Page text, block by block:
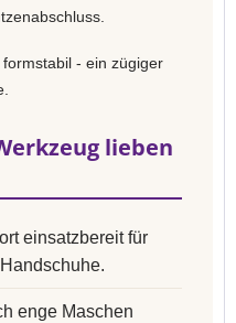
- ein zügiger
lieben
einsatzbereit für
enge Maschen